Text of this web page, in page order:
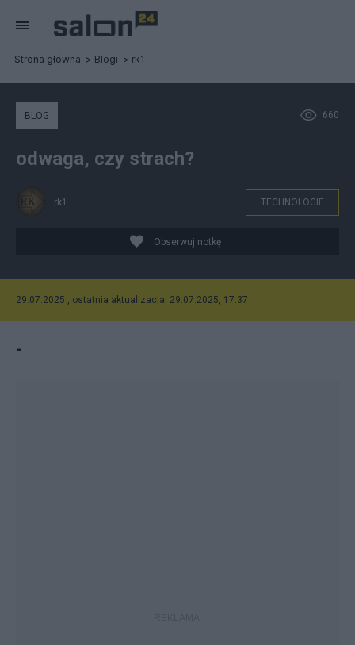
Strona główna Blogi rk1
660
BLOG
odwaga, czy strach?
rk1 TECHNOLOGIE
Obserwuj notkę
29.07.2025 , ostatnia aktualizacja: 29.07.2025, 17:37
-